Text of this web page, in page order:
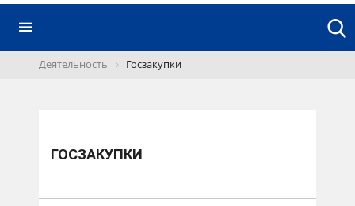
Деятельность Госзакупки
ГОСЗАКУПКИ